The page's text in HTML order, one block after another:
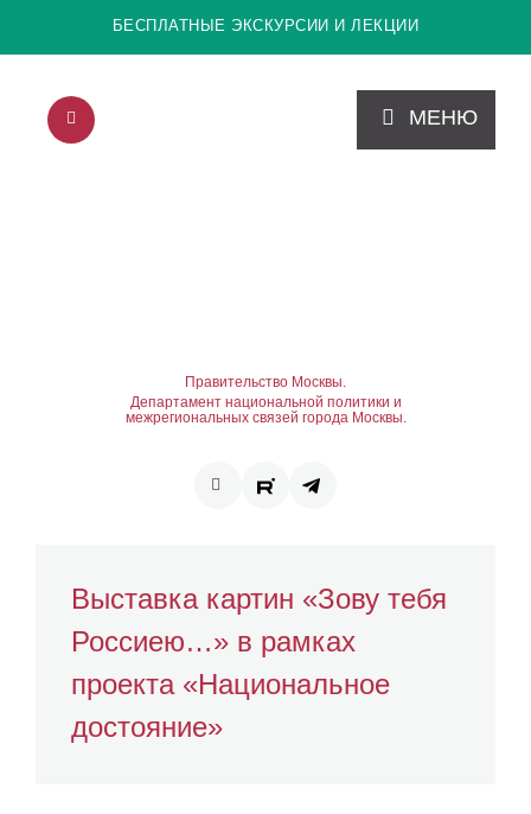
БЕСПЛАТНЫЕ ЭКСКУРСИИ И ЛЕКЦИИ
МЕНЮ
Правительство Москвы.
Департамент национальной политики и
межрегиональных связей города Москвы.
Выставка картин «Зову тебя
Россиею…» в рамках
проекта «Национальное
достояние»